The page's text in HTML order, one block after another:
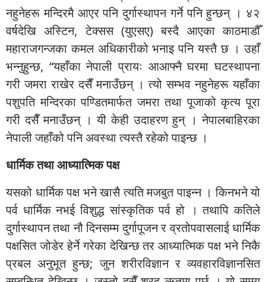
नहुनेहरू मन्दिरमै आएर पनि दुर्गास्थापन गर्ने पनि हुन्छन् । ४२
वर्षदेखि अस्टिन, टेक्सस (युएसए) बस्दै आएका काठमाडौँ
महाराजगन्जका कमल अधिकारीको भनाइ पनि यस्तै छ । उहाँ
भन्नुहुन्छ, “यहाँका नेपाली प्रायः आआफ्नै घरमा घटस्थापना
गरी जमरा राखेर दसैँ मनाउँछन् । त्यो सम्भव नहुनेहरू यहाँका
पशुपति मन्दिरका पण्डितमार्फत जमरा तथा पूजाको कृत्य पूरा
गरी दसैँ मनाउँछन् । यी केही उदाहरण हुन् । नेपालबाहिरका
नेपाली जहाँको पनि अवस्था त्यस्तै रहेको पाइन्छ ।
धार्मिक तथा आध्यात्मिक पक्ष
यसको धार्मिक पक्ष भने खासै त्यति मजबुत पाइन्न । किनभने यो
पर्व धार्मिक नभई विशुद्ध सांस्कृतिक पर्व हो । तथापि कतिले
दुर्गास्थापन तथा नौ दिनसम्म दुर्गापूजन र व्रतोपवासलाई धार्मिक
पक्षसित जोडेर हेर्ने गरेका देखिन्छ तर आध्यात्मिक पक्ष भने निकै
प्रबल अनुभूत हुन्छ; जुन शरीरविज्ञान र व्यवहारविज्ञानसित